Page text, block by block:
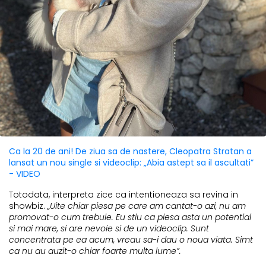
Ca la 20 de ani! De ziua sa de nastere, Cleopatra Stratan a
lansat un nou single si videoclip: „Abia astept sa il ascultati”
- VIDEO
Totodata, interpreta zice ca intentioneaza sa revina in
showbiz. „Uite chiar piesa pe care am cantat-o azi, nu am
promovat-o cum trebuie. Eu stiu ca piesa asta un potential
si mai mare, si are nevoie si de un videoclip. Sunt
concentrata pe ea acum, vreau sa-i dau o noua viata. Simt
ca nu au auzit-o chiar foarte multa lume”.